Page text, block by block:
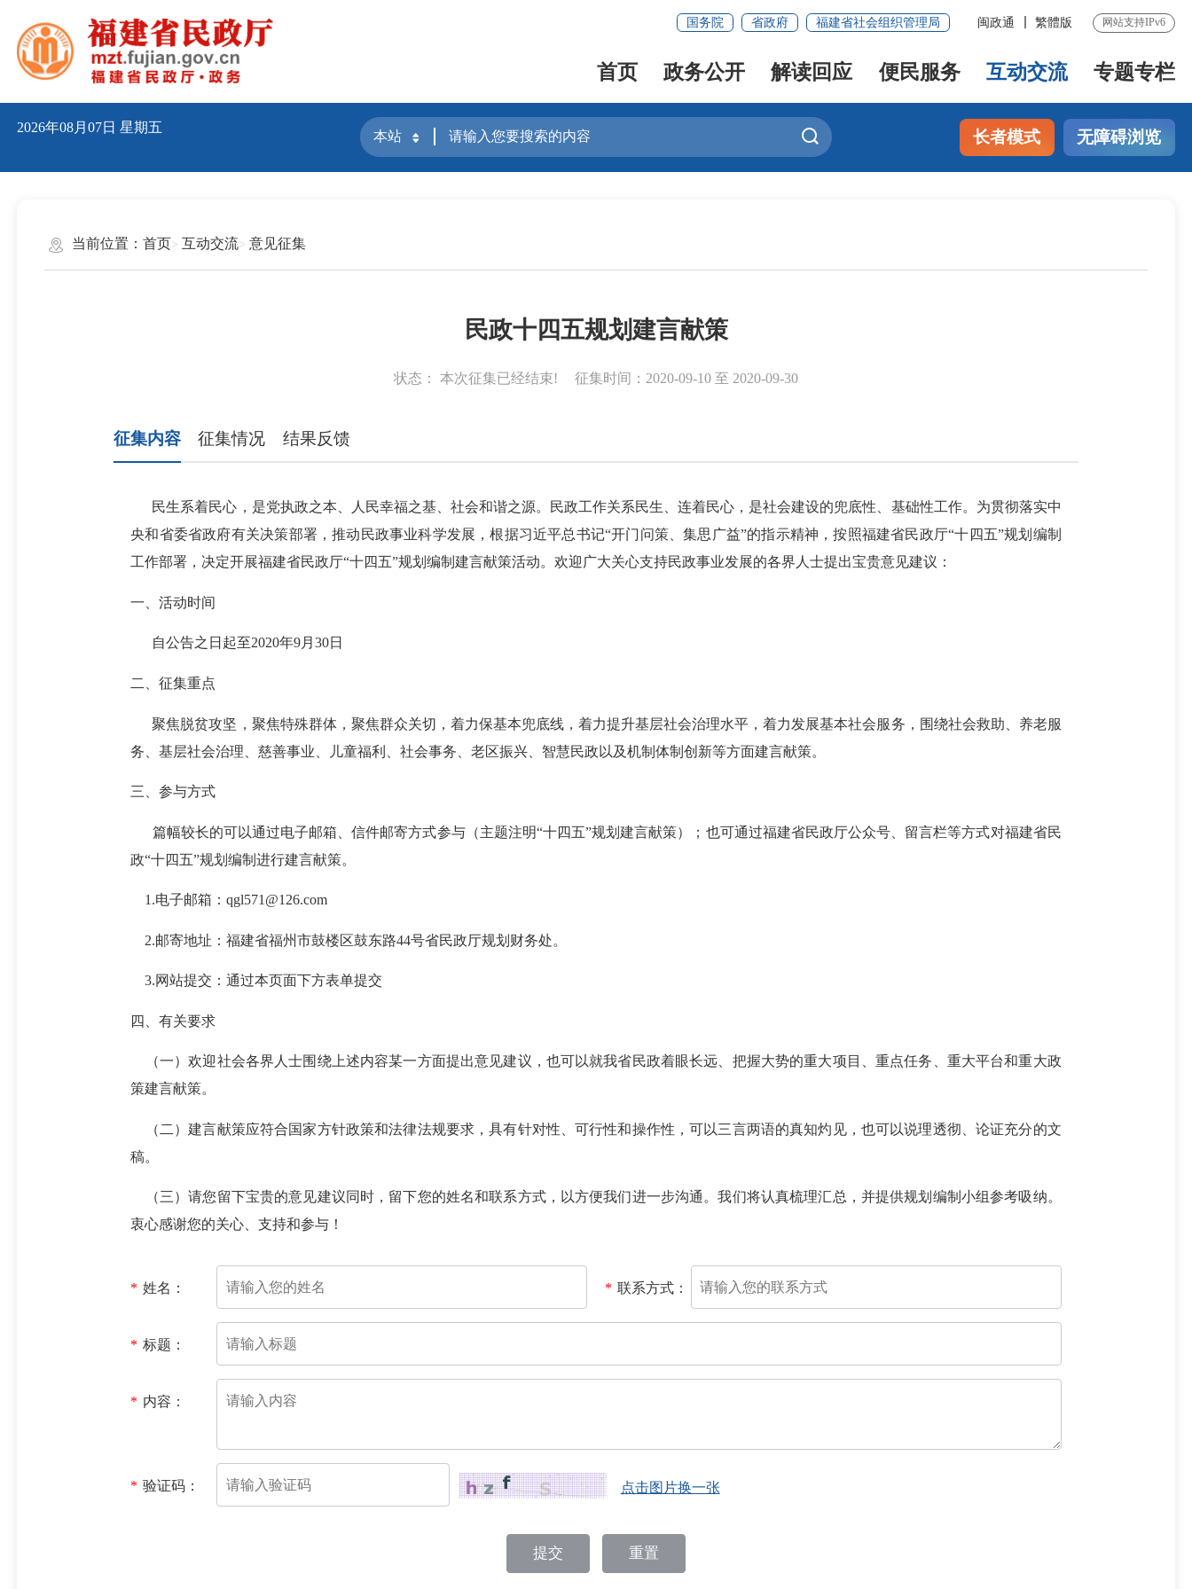
国务院 省政府 福建省社会组织管理局 闽政通 繁體版 网站支持IPv6
首页 政务公开 解读回应 便民服务 互动交流 专题专栏
2026年08月07日 星期五
长者模式 无障碍浏览
当前位置： 首页 互动交流 意见征集
民政十四五规划建言献策
状态： 本次征集已经结束! 征集时间： 2020-09-10 至 2020-09-30
征集内容 征集情况 结果反馈
民生系着民心，是党执政之本、人民幸福之基、社会和谐之源。民政工作关系民生、连着民心，是社会建设的兜底性、基础性工作。为贯彻落实中
央和省委省政府有关决策部署，推动民政事业科学发展，根据习近平总书记“开门问策、集思广益”的指示精神，按照福建省民政厅“十四五”规划编制
工作部署，决定开展福建省民政厅“十四五”规划编制建言献策活动。欢迎广大关心支持民政事业发展的各界人士提出宝贵意见建议：
一、活动时间
自公告之日起至2020年9月30日
二、征集重点
聚焦脱贫攻坚，聚焦特殊群体，聚焦群众关切，着力保基本兜底线，着力提升基层社会治理水平，着力发展基本社会服务，围绕社会救助、养老服
务、基层社会治理、慈善事业、儿童福利、社会事务、老区振兴、智慧民政以及机制体制创新等方面建言献策。
三、参与方式
篇幅较长的可以通过电子邮箱、信件邮寄方式参与（主题注明“十四五”规划建言献策）；也可通过福建省民政厅公众号、留言栏等方式对福建省民
政“十四五”规划编制进行建言献策。
1.电子邮箱：qgl571@126.com
2.邮寄地址：福建省福州市鼓楼区鼓东路44号省民政厅规划财务处。
3.网站提交：通过本页面下方表单提交
四、有关要求
（一）欢迎社会各界人士围绕上述内容某一方面提出意见建议，也可以就我省民政着眼长远、把握大势的重大项目、重点任务、重大平台和重大政
策建言献策。
（二）建言献策应符合国家方针政策和法律法规要求，具有针对性、可行性和操作性，可以三言两语的真知灼见，也可以说理透彻、论证充分的文
稿。
（三）请您留下宝贵的意见建议同时，留下您的姓名和联系方式，以方便我们进一步沟通。我们将认真梳理汇总，并提供规划编制小组参考吸纳。
衷心感谢您的关心、支持和参与！
* 姓名： * 联系方式：
* 标题：
* 内容：
* 验证码： 点击图片换一张
提交 重置